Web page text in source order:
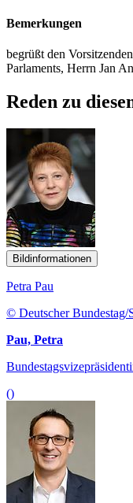
Bemerkungen
begrüßt den
Parlaments, Herrn Jan
Reden zu
Bildinformationen
Petra Pau
© Deutscher Bundestag/
Pau, Petra
()